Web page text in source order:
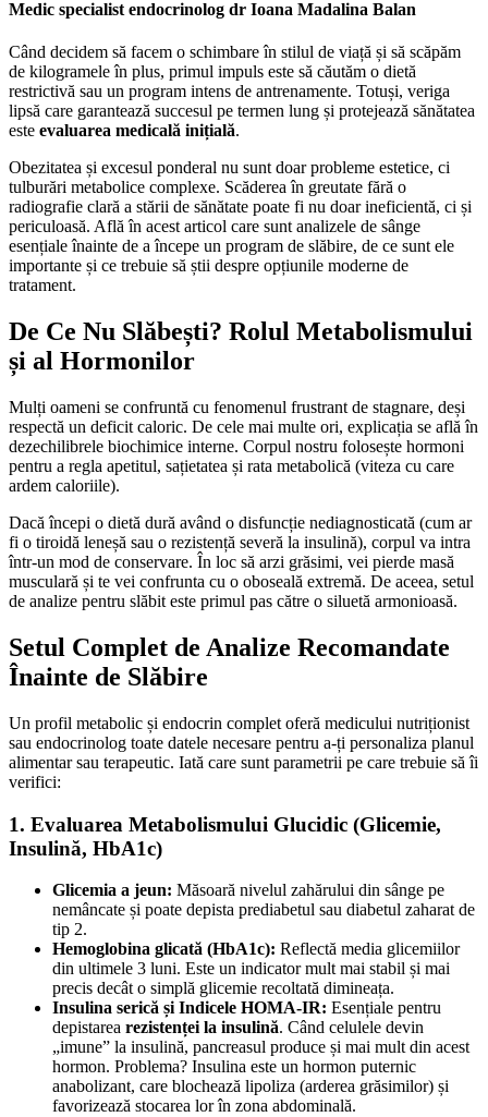
Medic specialist endocrinolog dr Ioana Madalina Balan
Când decidem să facem o schimbare în stilul de viață și să scăpăm
de kilogramele în plus, primul impuls este să căutăm o dietă
restrictivă sau un program intens de antrenamente. Totuși, veriga
lipsă care garantează succesul pe termen lung și protejează sănătatea
este evaluarea medicală inițială.
Obezitatea și excesul ponderal nu sunt doar probleme estetice, ci
tulburări metabolice complexe. Scăderea în greutate fără o
radiografie clară a stării de sănătate poate fi nu doar ineficientă, ci și
periculoasă. Află în acest articol care sunt analizele de sânge
esențiale înainte de a începe un program de slăbire, de ce sunt ele
importante și ce trebuie să știi despre opțiunile moderne de
tratament.
De Ce Nu Slăbești? Rolul Metabolismului
și al Hormonilor
Mulți oameni se confruntă cu fenomenul frustrant de stagnare, deși
respectă un deficit caloric. De cele mai multe ori, explicația se află în
dezechilibrele biochimice interne. Corpul nostru folosește hormoni
pentru a regla apetitul, sațietatea și rata metabolică (viteza cu care
ardem caloriile).
Dacă începi o dietă dură având o disfuncție nediagnosticată (cum ar
fi o tiroidă leneșă sau o rezistență severă la insulină), corpul va intra
într-un mod de conservare. În loc să arzi grăsimi, vei pierde masă
musculară și te vei confrunta cu o oboseală extremă. De aceea, setul
de analize pentru slăbit este primul pas către o siluetă armonioasă.
Setul Complet de Analize Recomandate
Înainte de Slăbire
Un profil metabolic și endocrin complet oferă medicului nutriționist
sau endocrinolog toate datele necesare pentru a-ți personaliza planul
alimentar sau terapeutic. Iată care sunt parametrii pe care trebuie să îi
verifici:
1. Evaluarea Metabolismului Glucidic (Glicemie,
Insulină, HbA1c)
Glicemia a jeun: Măsoară nivelul zahărului din sânge pe
nemâncate și poate depista prediabetul sau diabetul zaharat de
tip 2.
Hemoglobina glicată (HbA1c): Reflectă media glicemiilor
din ultimele 3 luni. Este un indicator mult mai stabil și mai
precis decât o simplă glicemie recoltată dimineața.
Insulina serică și Indicele HOMA-IR: Esențiale pentru
depistarea rezistenței la insulină. Când celulele devin
„imune” la insulină, pancreasul produce și mai mult din acest
hormon. Problema? Insulina este un hormon puternic
anabolizant, care blochează lipoliza (arderea grăsimilor) și
favorizează stocarea lor în zona abdominală.